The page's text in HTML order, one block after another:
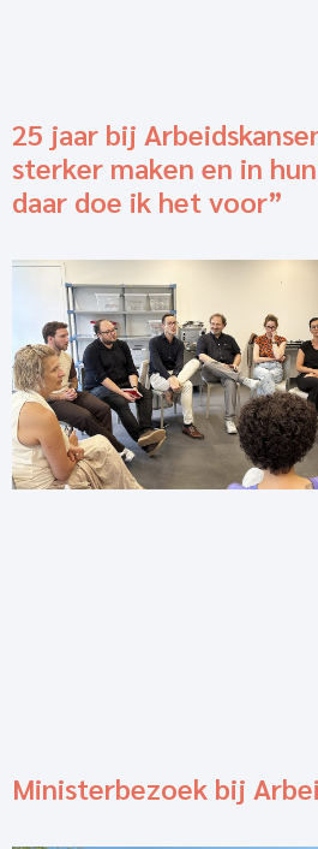
25 jaar bij
sterker maken en in
daar doe ik het voor”
Ministerbezoek bij